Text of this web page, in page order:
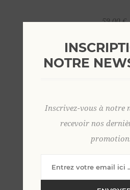
59.00 €
bermuda lin élastiqué uni
NOTRE
Inscrivez-vous à notre
recevoir nos